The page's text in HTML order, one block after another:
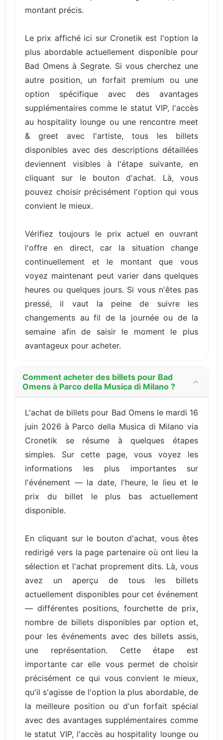
montant précis.
Le prix affiché ici sur Cronetik est l'option la
plus abordable actuellement disponible pour
Bad Omens à Segrate. Si vous cherchez une
autre position, un forfait premium ou une
option spécifique avec des avantages
supplémentaires comme le statut VIP, l'accès
au hospitality lounge ou une rencontre meet
& greet avec l'artiste, tous les billets
disponibles avec des descriptions détaillées
deviennent visibles à l'étape suivante, en
cliquant sur le bouton d'achat. Là, vous
pouvez choisir précisément l'option qui vous
convient le mieux.
Vérifiez toujours le prix actuel en ouvrant
l'offre en direct, car la situation change
continuellement et le montant que vous
voyez maintenant peut varier dans quelques
heures ou quelques jours. Si vous n'êtes pas
pressé, il vaut la peine de suivre les
changements au fil de la journée ou de la
semaine afin de saisir le moment le plus
avantageux pour acheter.
Comment acheter des billets pour Bad
Omens à Parco della Musica di Milano ?
L'achat de billets pour Bad Omens le mardi 16
juin 2026 à Parco della Musica di Milano via
Cronetik se résume à quelques étapes
simples. Sur cette page, vous voyez les
informations les plus importantes sur
l'événement — la date, l'heure, le lieu et le
prix du billet le plus bas actuellement
disponible.
En cliquant sur le bouton d'achat, vous êtes
redirigé vers la page partenaire où ont lieu la
sélection et l'achat proprement dits. Là, vous
avez un aperçu de tous les billets
actuellement disponibles pour cet événement
— différentes positions, fourchette de prix,
nombre de billets disponibles par option et,
pour les événements avec des billets assis,
une représentation. Cette étape est
importante car elle vous permet de choisir
précisément ce qui vous convient le mieux,
qu'il s'agisse de l'option la plus abordable, de
la meilleure position ou d'un forfait spécial
avec des avantages supplémentaires comme
le statut VIP, l'accès au hospitality lounge ou